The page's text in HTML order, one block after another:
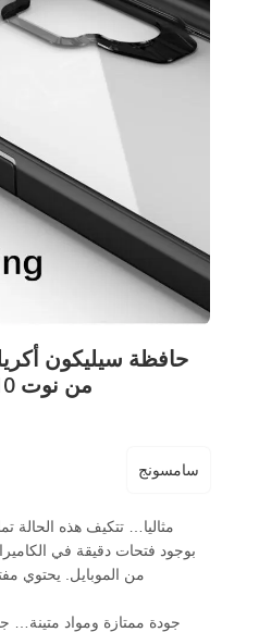
حافظة سيليكون
سامسونج
مثاليا… تتكيف هذه الحالة
بوجود فتحات دقيقة في
من الموبايل. يحتوي
جودة ممتازة ومواد متينة…